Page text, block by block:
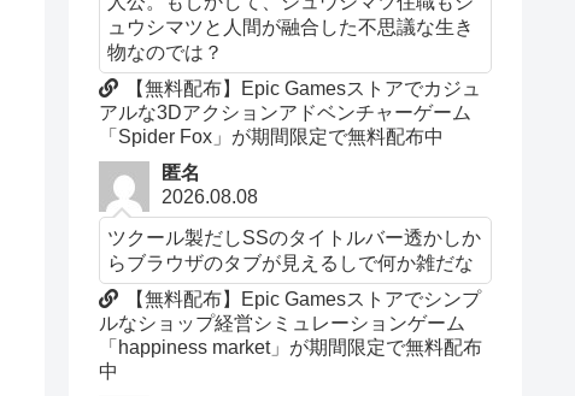
ュウシマツと人間が融合した不思議な生き
物なのでは？
【無料配布】Epic Gamesストアでカジュ
アルな3Dアクションアドベンチャーゲーム
「Spider Fox」が期間限定で無料配布中
匿名
2026.08.08
ツクール製だしSSのタイトルバー透かしか
らブラウザのタブが見えるしで何か雑だな
【無料配布】Epic Gamesストアでシンプ
ルなショップ経営シミュレーションゲーム
「happiness market」が期間限定で無料配布
中